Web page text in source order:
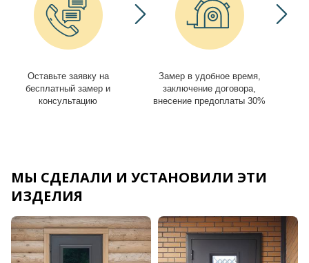
Оставьте заявку на
бесплатный замер и
консультацию
Замер в удобное время,
заключение договора,
внесение предоплаты 30%
МЫ СДЕЛАЛИ И УСТАНОВИЛИ ЭТИ
ИЗДЕЛИЯ